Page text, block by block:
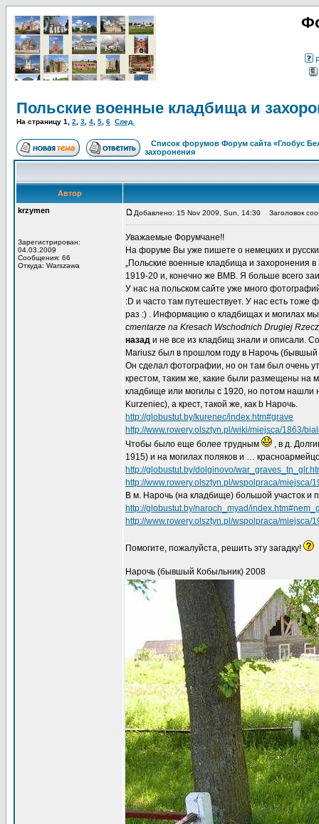
Польские военные кладбища и
На страницу 1 2 3 4 5 6 След.
Список форумов Форум сайта «Глобус
захоронения
Автор
krzymen
Зарегистрирован:
04.03.2009
Сообщения: 66
Откуда: Warszawa
Добавлено: 15 Nov 2009, Sun, 14:30 Заголовок
Уважаемые Форумчане!!
На форуме Вы уже пишете о немецких и
„Польские военные кладбища и захоронения
1919-20 и, конечно же ВМВ. Я больше всего
У нас на польском сайте уже много
:D и часто там путешествует. У нас есть тоже
раз :) . Информацию о кладбищах и могилах
cmentarze na Kresach Wschodnich Drugiej
назад и не все из кладбищ знали и описали.
Mariusz был в прошлом году в Нарочь
Он сделал фотографии, но он там был очень
крестом, таким же, какие были размещены на
кладбище или могилы с 1920, но потом нашли
Kurzeniec), а крест, такой же, как b Нарочь.
http://globustut.by/kurenec/index.htm#grave
http://www.rowery.olsztyn.pl/wiki/miejsca/1863/
Чтобы было еще более трудным
, в д.
1915) и на могилах поляков и …
http://globustut.by/dolginovo/
http://www.rowery.olsztyn.pl/wspolpraca/miejsca/
В м. Нарочь (на кладбище) большой участок и
http://globustut.by/naroch_myad/
http://www.rowery.olsztyn.pl/wspolpraca/miejsca/
Помогите, пожалуйста, решить эту загадку!
Нарочь (бывшый Кобыльник) 2008